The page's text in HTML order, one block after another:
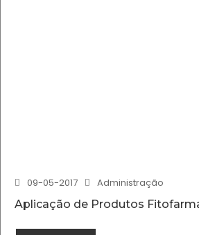
09-05-2017
Administração
Aplicação de Produtos